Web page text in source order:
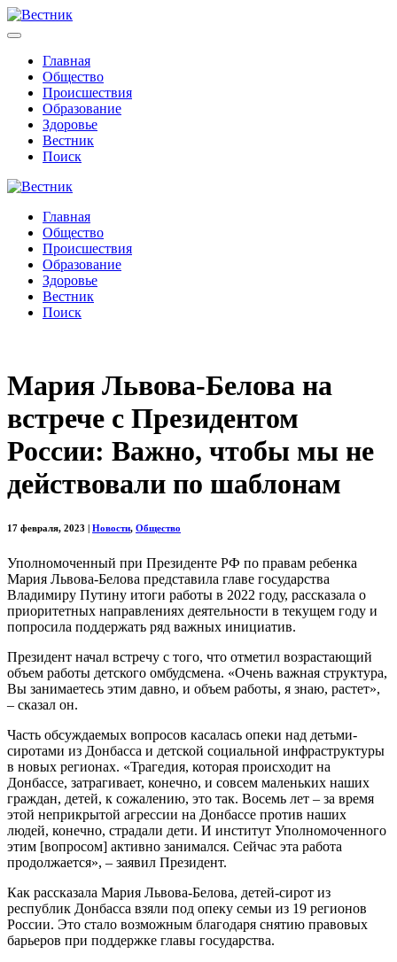
Главная
Общество
Происшествия
Образование
Здоровье
Вестник
Поиск
Главная
Общество
Происшествия
Образование
Здоровье
Вестник
Поиск
Мария Львова-Белова на
встрече с Президентом
России: Важно, чтобы мы не
действовали по шаблонам
17 февраля, 2023 Новости, Общество
Уполномоченный при Президенте РФ по правам ребенка
Мария Львова-Белова представила главе государства
Владимиру Путину итоги работы в 2022 году, рассказала о
приоритетных направлениях деятельности в текущем году и
попросила поддержать ряд важных инициатив.
Президент начал встречу с того, что отметил возрастающий
объем работы детского омбудсмена. «Очень важная структура,
Вы занимаетесь этим давно, и объем работы, я знаю, растет»,
– сказал он.
Часть обсуждаемых вопросов касалась опеки над детьми-
сиротами из Донбасса и детской социальной инфраструктуры
в новых регионах. «Трагедия, которая происходит на
Донбассе, затрагивает, конечно, и совсем маленьких наших
граждан, детей, к сожалению, это так. Восемь лет – за время
этой неприкрытой агрессии на Донбассе против наших
людей, конечно, страдали дети. И институт Уполномоченного
этим [вопросом] активно занимался. Сейчас эта работа
продолжается», – заявил Президент.
Как рассказала Мария Львова-Белова, детей-сирот из
республик Донбасса взяли под опеку семьи из 19 регионов
России. Это стало возможным благодаря снятию правовых
барьеров при поддержке главы государства.